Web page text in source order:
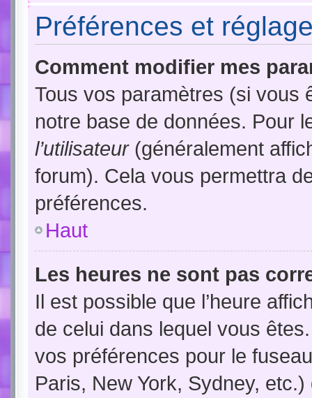
Préférences et
Comment modifier mes
Tous vos paramètres (si vous
notre base de données. Pour
l’utilisateur(généralement
forum). Cela vous permettra
préférences.
Haut
Les heures ne sont pas
Il est possible que l’heure
de celui dans lequel vous
vos préférences pour le
Paris, New York, Sydney,